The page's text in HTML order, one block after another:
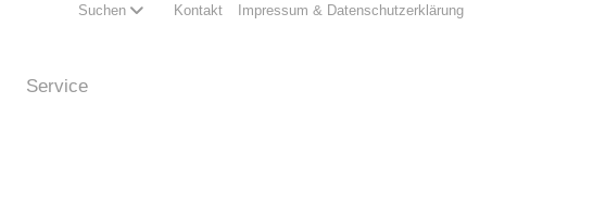
Suchen Kontakt Impressum & Datenschutzerklärung
Service